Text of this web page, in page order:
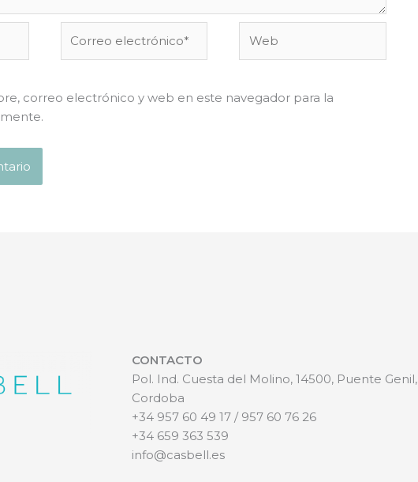
electrónico*
correo electrónico y web en este navegador para la
CONTACTO
Pol. Ind. Cuesta del Molino, 14500, Puente Genil,
Cordoba
+34 957 60 49 17 / 957 60 76 26
+34 659 363 539
info@casbell.es